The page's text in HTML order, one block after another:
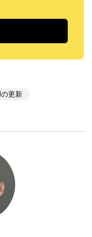
更新